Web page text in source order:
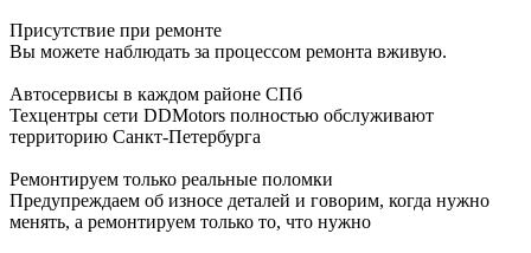
Присутствие при ремонте
Вы можете наблюдать за процессом ремонта вживую.
Автосервисы в каждом районе СПб
Техцентры сети DDMotors полностью обслуживают
территорию Санкт-Петербурга
Ремонтируем только реальные поломки
Предупреждаем об износе деталей и говорим, когда нужно
менять, а ремонтируем только то, что нужно